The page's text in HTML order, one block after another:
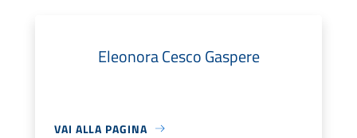
Eleonora Cesco Gaspere
VAI ALLA PAGINA